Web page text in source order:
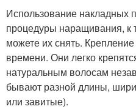
Использование накладных
процедуры наращивания,
можете их снять.
времени. Они легко
натуральным волосам
бывают разной длины,
или завитые).